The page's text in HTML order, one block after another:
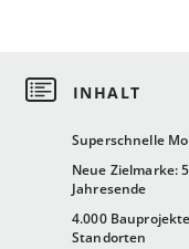
Superschnelle
Neue Zielmarke:
Jahresende
4.000
Standorten